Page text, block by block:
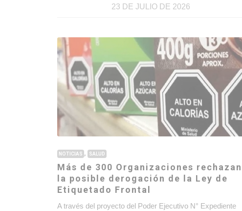
23 DE JULIO DE 2026
NOTICIAS , SALUD
Más de 300 Organizaciones rechazan
la posible derogación de la Ley de
Etiquetado Frontal
A través del proyecto del Poder Ejecutivo N° Expediente